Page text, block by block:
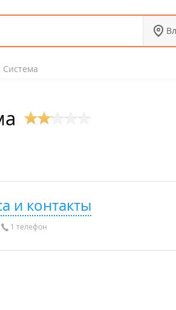
Система
и контакты
1 телефон